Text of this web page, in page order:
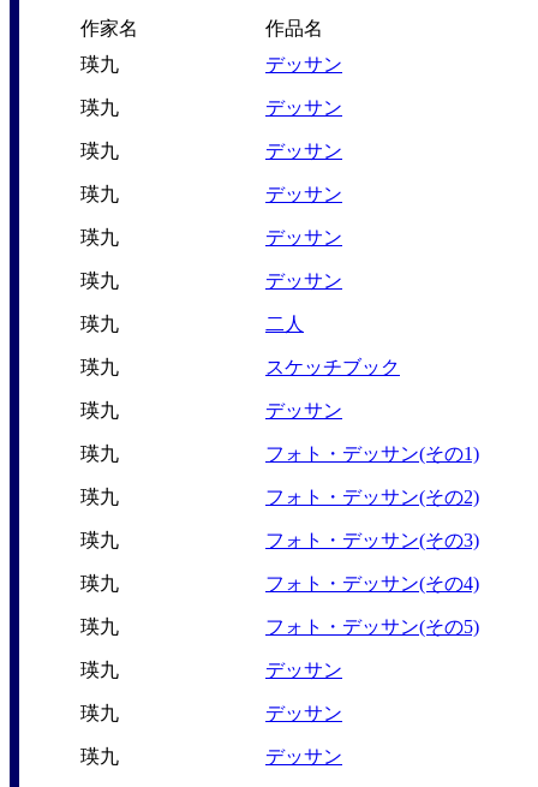
作家名
作品名
瑛九
デッサン
瑛九 デッサン
瑛九 デッサン
瑛九 デッサン
瑛九 デッサン
瑛九 デッサン
瑛九 二人
瑛九 スケッチブック
瑛九 デッサン
瑛九 フォト・デッサン(その1)
瑛九 フォト・デッサン(その2)
瑛九 フォト・デッサン(その3)
瑛九 フォト・デッサン(その4)
瑛九 フォト・デッサン(その5)
瑛九 デッサン
瑛九 デッサン
瑛九 デッサン